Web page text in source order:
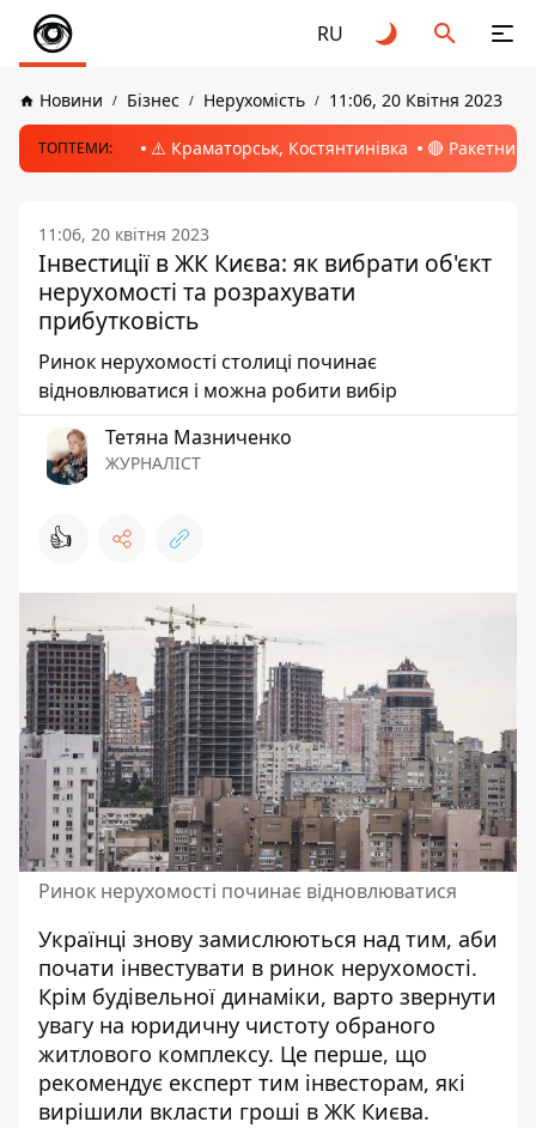
RU
Новини Бізнес Нерухомість 11:06, 20 Квітня 2023
ТОПТЕМИ: ⚠️ Краматорськ, Костянтинівка 🔴 Ракетний
11:06, 20 квітня 2023
Інвестиції в ЖК Києва: як вибрати об'єкт
нерухомості та розрахувати
прибутковість
Ринок нерухомості столиці починає
відновлюватися і можна робити вибір
Тетяна Мазниченко
ЖУРНАЛІСТ
👍
Ринок нерухомості починає відновлюватися
Українці знову замислюються над тим, аби
почати інвестувати в ринок нерухомості.
Крім будівельної динаміки, варто звернути
увагу на юридичну чистоту обраного
житлового комплексу. Це перше, що
рекомендує експерт тим інвесторам, які
вирішили вкласти гроші в ЖК Києва.